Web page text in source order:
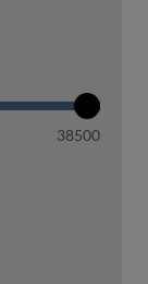
38500